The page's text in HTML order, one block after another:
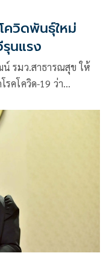
ควิดพันธุ์ใหม่
นแรง
รมว.สาธารณสุข ให้
คโควิด-19 ว่า